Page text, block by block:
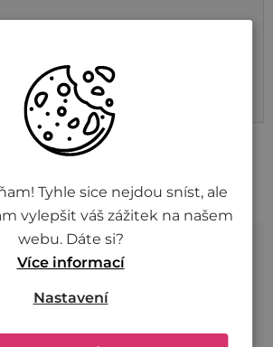
tovaru
Tyhle sice nejdou sníst, ale
vylepšit váš zážitek na našem
webu. Dáte si?
Více informací
Nastavení